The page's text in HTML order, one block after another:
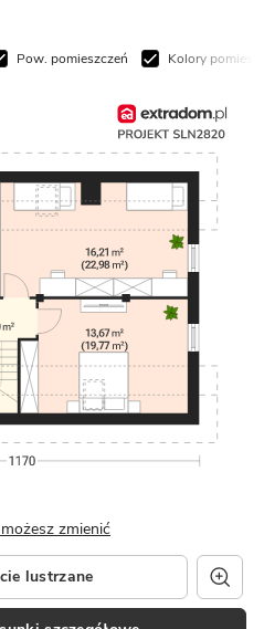
Pow. pomieszczeń Kolory
zmienić
lustrzane